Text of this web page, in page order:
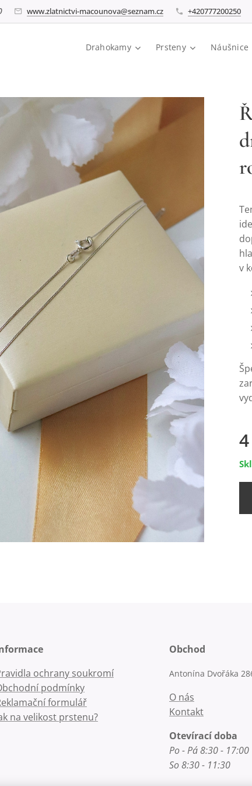
www.zlatnictvi-macounova@seznam.cz +420777200250
Drahokamy Prsteny Náušnice
v
ochrany soukromí
podmínky
formulář
na velikost prstenu?
Obchod
Antonína Dvořáka
O nás
Kontakt
Otevírací doba
Po - Pá 8:30 - 17:00
So 8:30 - 11:30